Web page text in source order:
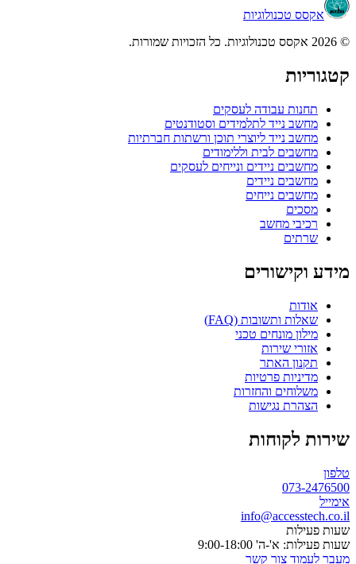
אקסס טכנולוגיות
© 2026 אקסס טכנולוגיות. כל הזכויות שמורות.
קטגוריות
תחנות עבודה לעסקים
מחשב נייד לתלמידים וסטודנטים
מחשב נייד ליוצרי תוכן ורשתות חברתיות
מחשבים לבית וללימודים
מחשבים ניידים ונייחים לעסקים
מחשבים ניידים
מחשבים נייחים
מסכים
רכיבי מחשב
שרתים
מידע וקישורים
אודות
שאלות ותשובות (FAQ)
מילון מונחים טכני
אזורי שירות
תקנון האתר
מדיניות פרטיות
משלוחים והחזרות
הצהרת נגישות
שירות לקוחות
טלפון
073-2476500
אימייל
info@accesstech.co.il
שעות פעילות
שעות פעילות: א'-ה' 9:00-18:00
מעבר לעמוד צור קשר